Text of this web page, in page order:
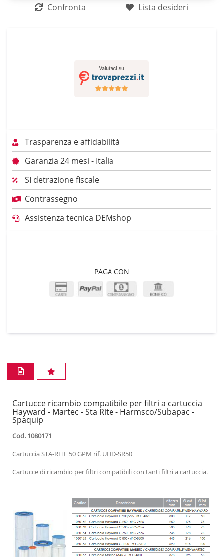
Confronta Lista desideri
Trasparenza e affidabilità
Garanzia 24 mesi - Italia
SI detrazione fiscale
Contrassegno
Assistenza tecnica DEMshop
PAGA CON
Cartucce ricambio compatibile per filtri a cartuccia
Hayward - Martec - Sta Rite - Harmsco/Subapac -
Spaquip
Cod. 1080171
Cartuccia STA-RITE 50 GPM rif. UHD-SR50
Cartucce di ricambio per filtri compatibili con tanti filtri a cartuccia.